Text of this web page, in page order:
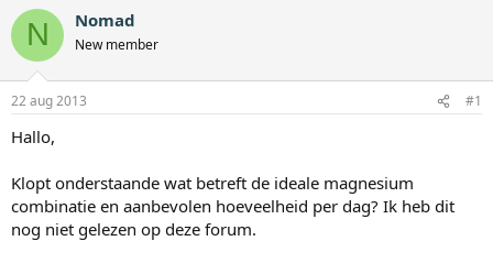
w
e
r
p
s
t
r
e
r
a
t
m
N Nomad
New member
22 aug 2013 #1
Hallo,
Klopt onderstaande wat betreft de ideale magnesium
combinatie en aanbevolen hoeveelheid per dag? Ik heb dit
nog niet gelezen op deze forum.